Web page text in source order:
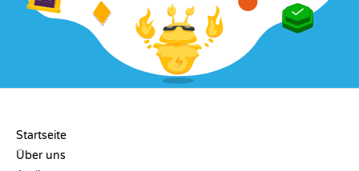
Startseite
Über uns